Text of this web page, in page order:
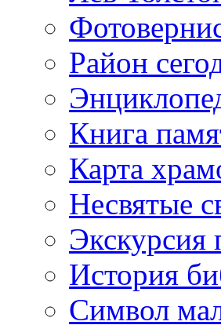
Район
Книга
Карта
Несвятые
Экскурсия
История
Символ